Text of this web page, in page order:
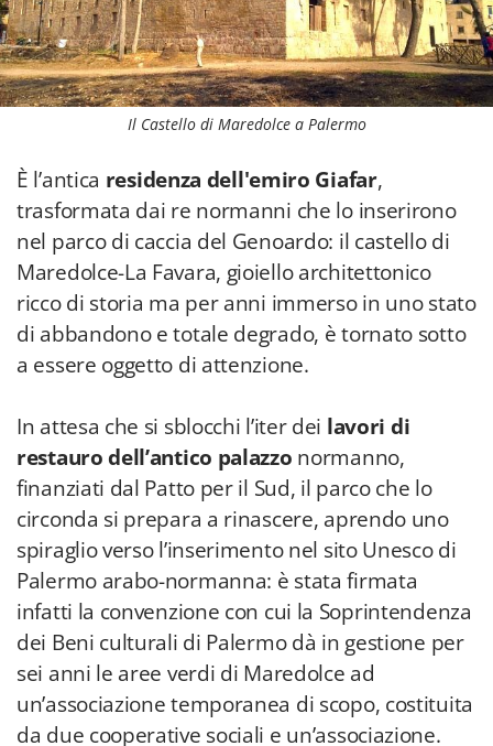
Il Castello di Maredolce a Palermo
È l’antica residenza dell'emiro Giafar,
trasformata dai re normanni che lo inserirono
nel parco di caccia del Genoardo: il castello di
Maredolce-La Favara, gioiello architettonico
ricco di storia ma per anni immerso in uno stato
di abbandono e totale degrado, è tornato sotto
a essere oggetto di attenzione.
In attesa che si sblocchi l’iter dei lavori di
restauro dell’antico palazzo normanno,
finanziati dal Patto per il Sud, il parco che lo
circonda si prepara a rinascere, aprendo uno
spiraglio verso l’inserimento nel sito Unesco di
Palermo arabo-normanna: è stata firmata
infatti la convenzione con cui la Soprintendenza
dei Beni culturali di Palermo dà in gestione per
sei anni le aree verdi di Maredolce ad
un’associazione temporanea di scopo, costituita
da due cooperative sociali e un’associazione.